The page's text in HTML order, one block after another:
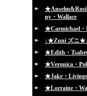
ny・Wallace
★Carmichael・
↓★Zuni ズニ
★Edith・
★Veronica・
★Jake・
★Lorraine・